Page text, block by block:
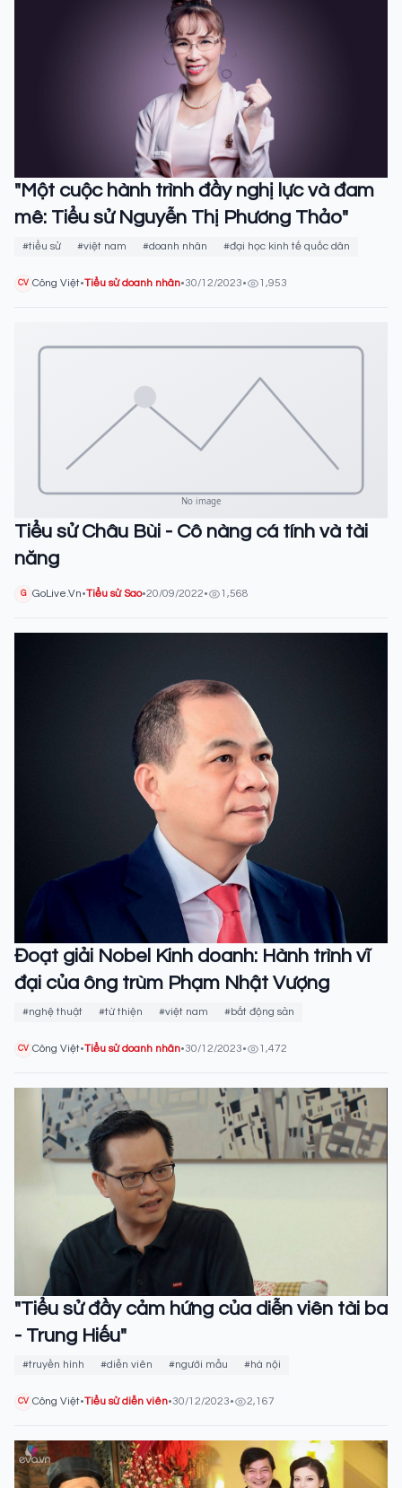
"Một cuộc hành trình đầy nghị lực và đam
mê: Tiểu sử Nguyễn Thị Phương Thảo"
#tiểu sử #việt nam #doanh nhân #đại học kinh tế quốc dân
CV Công Việt•Tiểu sử doanh nhân•30/12/2023• 1,953
Tiểu sử Châu Bùi - Cô nàng cá tính và tài
năng
G GoLive.Vn•Tiểu sử Sao•20/09/2022• 1,568
Đoạt giải Nobel Kinh doanh: Hành trình vĩ
đại của ông trùm Phạm Nhật Vượng
#nghệ thuật #từ thiện #việt nam #bất động sản
CV Công Việt•Tiểu sử doanh nhân•30/12/2023• 1,472
"Tiểu sử đầy cảm hứng của diễn viên tài ba
- Trung Hiếu"
#truyền hình #diễn viên #người mẫu #hà nội
CV Công Việt•Tiểu sử diễn viên•30/12/2023• 2,167